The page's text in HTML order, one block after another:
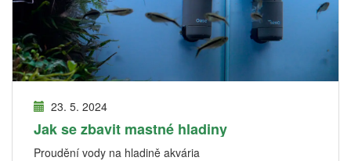
23. 5. 2024
Jak se zbavit mastné hladiny
Proudění vody na hladině akvária